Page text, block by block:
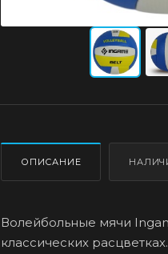
ОПИСАНИЕ
Волейбольные мячи
классических